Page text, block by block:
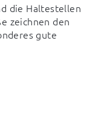
die Haltestellen
zeichnen den
gute